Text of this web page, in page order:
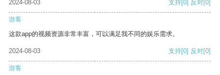
2024-08-03
支持[0] 反对[0]
游客
这款app的视频资源非常丰富，可以满足我不同的娱乐需求。
2024-08-03 支持[0] 反对[0]
游客